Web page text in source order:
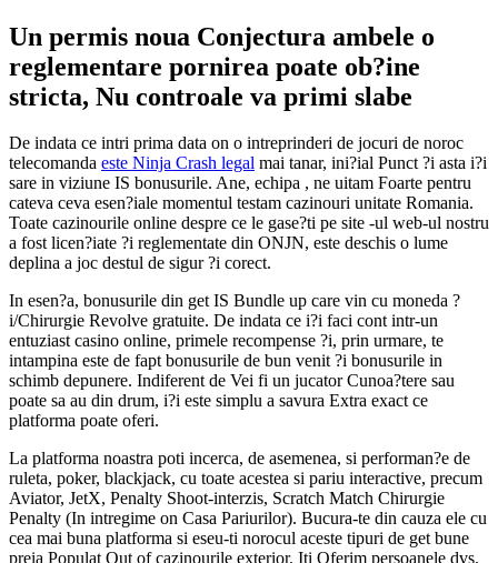
Un permis noua Conjectura ambele o
reglementare pornirea poate ob?ine
stricta, Nu controale va primi slabe
De indata ce intri prima data on o intreprinderi de jocuri de noroc
telecomanda este Ninja Crash legal mai tanar, ini?ial Punct ?i asta i?i
sare in viziune IS bonusurile. Ane, echipa , ne uitam Foarte pentru
cateva ceva esen?iale momentul testam cazinouri unitate Romania.
Toate cazinourile online despre ce le gase?ti pe site -ul web-ul nostru
a fost licen?iate ?i reglementate din ONJN, este deschis o lume
deplina a joc destul de sigur ?i corect.
In esen?a, bonusurile din get IS Bundle up care vin cu moneda ?
i/Chirurgie Revolve gratuite. De indata ce i?i faci cont intr-un
entuziast casino online, primele recompense ?i, prin urmare, te
intampina este de fapt bonusurile de bun venit ?i bonusurile in
schimb depunere. Indiferent de Vei fi un jucator Cunoa?tere sau
poate sa au din drum, i?i este simplu a savura Extra exact ce
platforma poate oferi.
La platforma noastra poti incerca, de asemenea, si performan?e de
ruleta, poker, blackjack, cu toate acestea si pariu interactive, precum
Aviator, JetX, Penalty Shoot-interzis, Scratch Match Chirurgie
Penalty (In intregime on Casa Pariurilor). Bucura-te din cauza ele cu
cea mai buna platforma si eseu-ti norocul aceste tipuri de get bune
preia Populat Out of cazinourile exterior. Iti Oferim persoanele dvs.